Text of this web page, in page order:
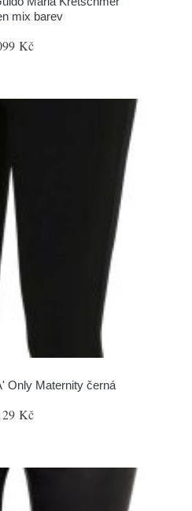
mix barev
Kč
Only Maternity černá
Kč